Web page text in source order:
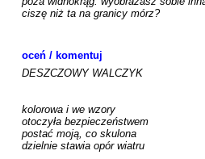
ciszę niż ta na granicy mórz?
oceń / komentuj
DESZCZOWY WALCZYK
kolorowa i we wzory
otoczyła bezpieczeństwem
postać moją, co skulona
dzielnie stawia opór wiatru